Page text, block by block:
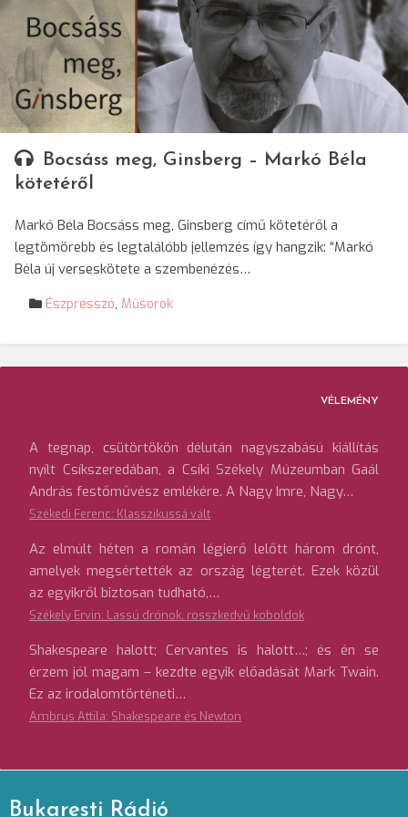
Bocsáss meg, Ginsberg – Markó Béla
kötetéről
Markó Béla Bocsáss meg, Ginsberg című kötetéről a
legtömörebb és legtalálóbb jellemzés így hangzik: “Markó
Béla új verseskötete a szembenézés…
Észpresszó, Műsorok
VÉLEMÉNY
A tegnap, csütörtökön délután nagyszabású kiállítás
nyílt Csíkszeredában, a Csíki Székely Múzeumban Gaál
András festőművész emlékére. A Nagy Imre, Nagy…
Székedi Ferenc: Klasszikussá vált
Az elmúlt héten a román légierő lelőtt három drónt,
amelyek megsértették az ország légterét. Ezek közül
az egyikről biztosan tudható,…
Székely Ervin: Lassú drónok, rosszkedvű koboldok
Shakespeare halott; Cervantes is halott…; és én se
érzem jól magam – kezdte egyik előadását Mark Twain.
Ez az irodalomtörténeti…
Ambrus Attila: Shakespeare és Newton
Bukaresti Rádió